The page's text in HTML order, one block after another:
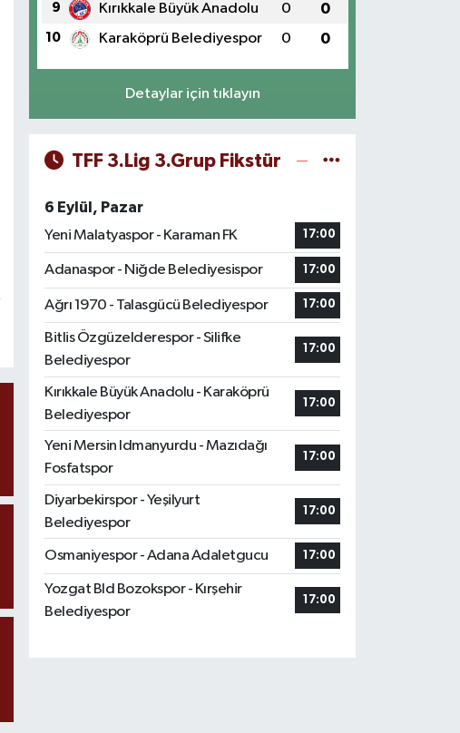
9 Kırıkkale Büyük Anadolu 0 0
10 Karaköprü Belediyespor 0 0
Detaylar için tıklayın
TFF 3.Lig 3.Grup Fikstür
6 Eylül, Pazar
Yeni Malatyaspor - Karaman FK
17:00
Adanaspor - Niğde Belediyesispor 17:00
Ağrı 1970 - Talasgücü Belediyespor 17:00
Bitlis Özgüzelderespor - Silifke
Belediyespor
17:00
Kırıkkale Büyük Anadolu - Karaköprü
Belediyespor
17:00
Yeni Mersin Idmanyurdu - Mazıdağı
Fosfatspor
17:00
Diyarbekirspor - Yeşilyurt
Belediyespor
17:00
Osmaniyespor - Adana Adaletgucu 17:00
Yozgat Bld Bozokspor - Kırşehir
Belediyespor
17:00